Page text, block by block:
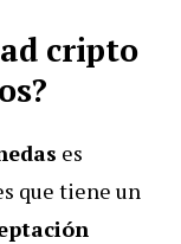
cripto
es
que tiene un